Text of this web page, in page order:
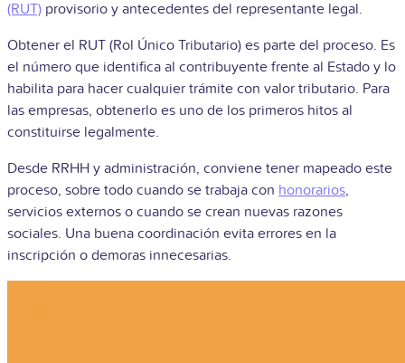
(RUT) provisorio y antecedentes del representante legal.
Obtener el RUT (Rol Único Tributario) es parte del proceso. Es
el número que identifica al contribuyente frente al Estado y lo
habilita para hacer cualquier trámite con valor tributario. Para
las empresas, obtenerlo es uno de los primeros hitos al
constituirse legalmente.
Desde RRHH y administración, conviene tener mapeado este
proceso, sobre todo cuando se trabaja con honorarios,
servicios externos o cuando se crean nuevas razones
sociales. Una buena coordinación evita errores en la
inscripción o demoras innecesarias.